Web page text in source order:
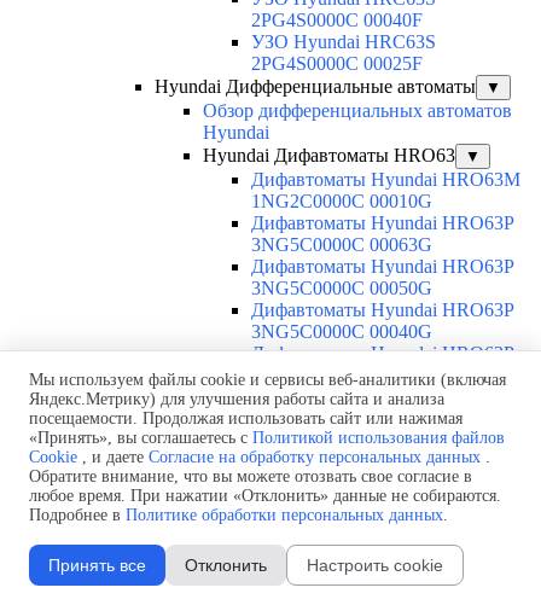
2PG4S0000C 00040F
УЗО Hyundai HRC63S
2PG4S0000C 00025F
Hyundai Дифференциальные автоматы
▼
Обзор дифференциальных автоматов
Hyundai
Hyundai Дифавтоматы HRO63
▼
Дифавтоматы Hyundai HRO63M
1NG2C0000C 00010G
Дифавтоматы Hyundai HRO63P
3NG5C0000C 00063G
Дифавтоматы Hyundai HRO63P
3NG5C0000C 00050G
Дифавтоматы Hyundai HRO63P
3NG5C0000C 00040G
Дифавтоматы Hyundai HRO63P
3NG5C0000C 00032G
Дифавтоматы Hyundai HRO63P
3NG5C0000C 00025G
Дифавтоматы Hyundai HRO63P
3NG5C0000C 00020G
Дифавтоматы Hyundai HRO63P
3NG5C0000C 00016G
Дифавтоматы Hyundai HRO63P
3NG5C0000C 00010G
Дифавтоматы Hyundai HRO63P
Мы используем файлы cookie и сервисы веб-аналитики (включая
Яндекс.Метрику) для улучшения работы сайта и анализа
посещаемости. Продолжая использовать сайт или нажимая
«Принять», вы соглашаетесь с Политикой использования файлов
Cookie , и даете Согласие на обработку персональных данных .
Обратите внимание, что вы можете отозвать свое согласие в
любое время. При нажатии «Отклонить» данные не собираются.
Подробнее в Политике обработки персональных данных.
Принять все Отклонить Настроить cookie